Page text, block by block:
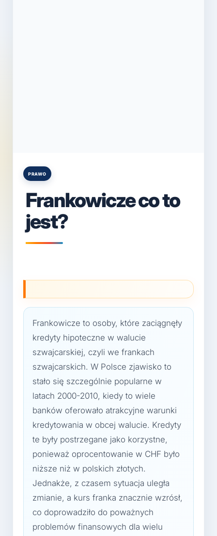
Posted
PRAWO
Frankowicze co to
jest?
Frankowicze to osoby, które zaciągnęły
kredyty hipoteczne w walucie
szwajcarskiej, czyli we frankach
szwajcarskich. W Polsce zjawisko to
stało się szczególnie popularne w
latach 2000-2010, kiedy to wiele
banków oferowało atrakcyjne warunki
kredytowania w obcej walucie. Kredyty
te były postrzegane jako korzystne,
ponieważ oprocentowanie w CHF było
niższe niż w polskich złotych.
Jednakże, z czasem sytuacja uległa
zmianie, a kurs franka znacznie wzrósł,
co doprowadziło do poważnych
problemów finansowych dla wielu